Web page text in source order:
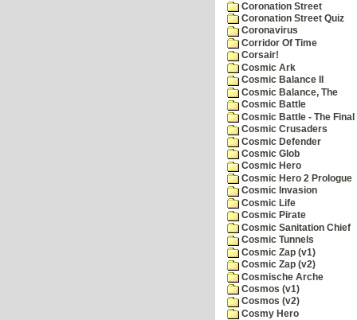
Coronation Street
Coronation Street Quiz
Coronavirus
Corridor Of Time
Corsair!
Cosmic Ark
Cosmic Balance II
Cosmic Balance, The
Cosmic Battle
Cosmic Battle - The
Cosmic Crusaders
Cosmic Defender
Cosmic Glob
Cosmic Hero
Cosmic Hero 2 Prologue
Cosmic Invasion
Cosmic Life
Cosmic Pirate
Cosmic Sanitation Chief
Cosmic Tunnels
Cosmic Zap (v1)
Cosmic Zap (v2)
Cosmische Arche
Cosmos (v1)
Cosmos (v2)
Cosmy Hero